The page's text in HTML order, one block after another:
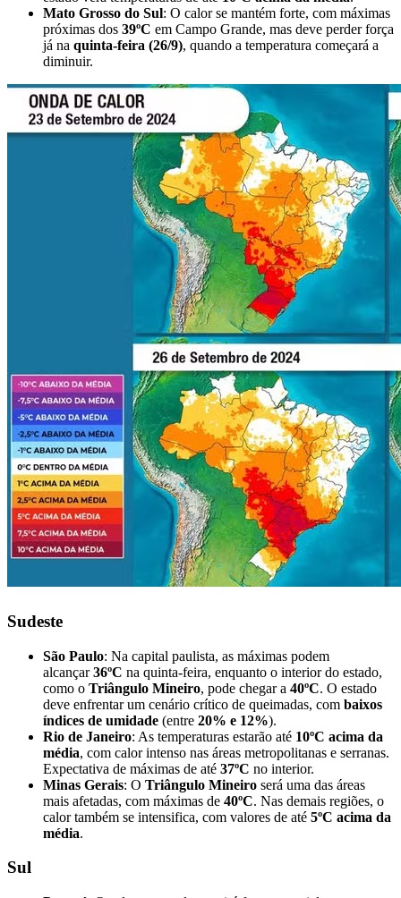
Mato Grosso do Sul: O calor se mantém forte, com máximas
próximas dos 39ºC em Campo Grande, mas deve perder força
já na quinta-feira (26/9), quando a temperatura começará a
diminuir.
Sudeste
São Paulo: Na capital paulista, as máximas podem
alcançar36ºC na quinta-feira, enquanto o interior do estado,
como o Triângulo Mineiro, pode chegar a 40ºC. O estado
deve enfrentar um cenário crítico de queimadas, com baixos
índices de umidade (entre 20% e 12%).
Rio de Janeiro: As temperaturas estarão até 10ºC acima da
média, com calor intenso nas áreas metropolitanas e serranas.
Expectativa de máximas de até 37ºC no interior.
Minas Gerais: O Triângulo Mineiro será uma das áreas
mais afetadas, com máximas de 40ºC. Nas demais regiões, o
calor também se intensifica, com valores de até 5ºC acima da
média.
Sul